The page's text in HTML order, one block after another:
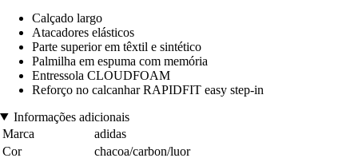
Calçado largo
Atacadores elásticos
Parte superior em têxtil e sintético
Palmilha em espuma com memória
Entressola CLOUDFOAM
Reforço no calcanhar RAPIDFIT easy step-in
Informações adicionais
Marca
adidas
Cor
chacoa/carbon/luor